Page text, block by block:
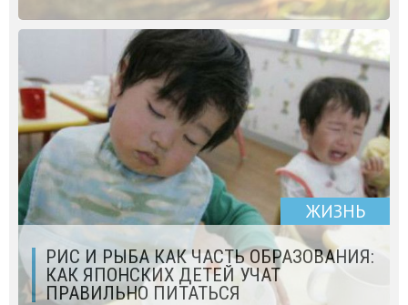
ЖИЗНЬ
РИС И РЫБА КАК ЧАСТЬ ОБРАЗОВАНИЯ:
КАК ЯПОНСКИХ ДЕТЕЙ УЧАТ
ПРАВИЛЬНО ПИТАТЬСЯ